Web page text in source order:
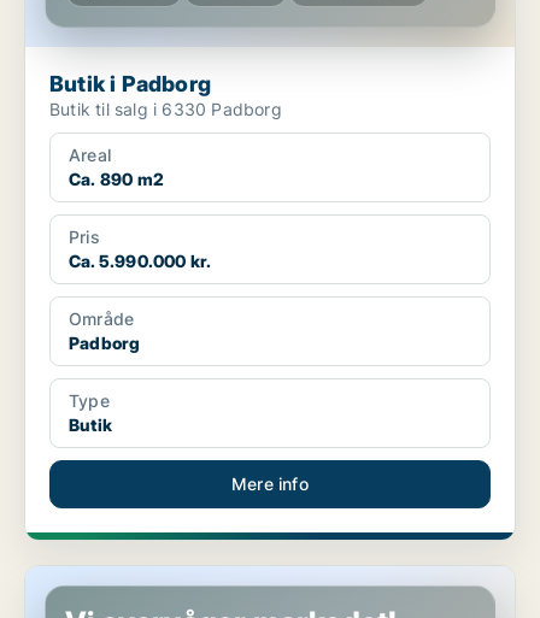
Butik i Padborg
Butik til salg i 6330 Padborg
Areal
Ca. 890 m2
Pris
Ca. 5.990.000 kr.
Område
Padborg
Type
Butik
Mere info
Butik i Fredericia